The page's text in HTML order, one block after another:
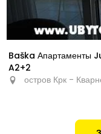
Baška Апартаменты
A2+2
остров Крк -